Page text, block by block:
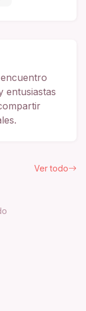
entusiastas
Ver todo